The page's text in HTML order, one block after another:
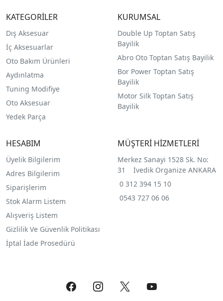
KATEGORİLER
Dış Aksesuar
İç Aksesuarlar
Oto Bakım Ürünleri
Aydınlatma
Tuning Modifiye
Oto Aksesuar
Yedek Parça
KURUMSAL
Double Up Toptan Satış
Bayilik
Abro Oto Toptan Satış Bayilik
Bor Power Toptan Satış
Bayilik
Motor Silk Toptan Satış
Bayilik
HESABIM
Üyelik Bilgilerim
Adres Bilgilerim
Siparişlerim
Stok Alarm Listem
Alışveriş Listem
Gizlilik Ve Güvenlik Politikası
İptal İade Prosedürü
MÜŞTERİ HİZMETLERİ
Merkez Sanayi 1528 Sk. No:
31 İvedik Organize ANKARA
0 312 394 15 10
0543 727 06 06